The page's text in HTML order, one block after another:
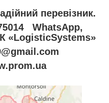
перевізник.
WhatsApp,
«LogisticSystems»